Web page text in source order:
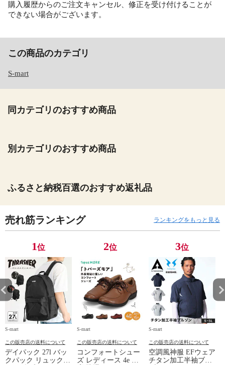
購入履歴からのご注文キャンセル、修正を受け付けることが
できない場合がございます。
この商品のカテゴリ
S-mart
同カテゴリのおすすめ商品
別カテゴリのおすすめ商品
ふるさと納税百選のおすすめ返礼品
売れ筋ランキング ランキングをもっと見る
1位
S-mart
この販売店の送料について
デイパック 27l バッ
クパック リュック
2位
S-mart
この販売店の送料について
コンフォートシュー
ズ レディース 4e 幅
3位
S-mart
この販売店の送料について
空調風神服 EFウェア
チタン加工半袖ブル